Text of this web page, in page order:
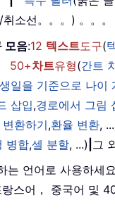
소선。。。) 。。。
모음:12 텍스트도구(
50+차트유형(간트
생일을 기준으로 나이
삽입,경로에서 그림
환하기,환율 변환,
병합,셀 분할, ...) 그
는 언어로 사용하세
스어， 중국어 및